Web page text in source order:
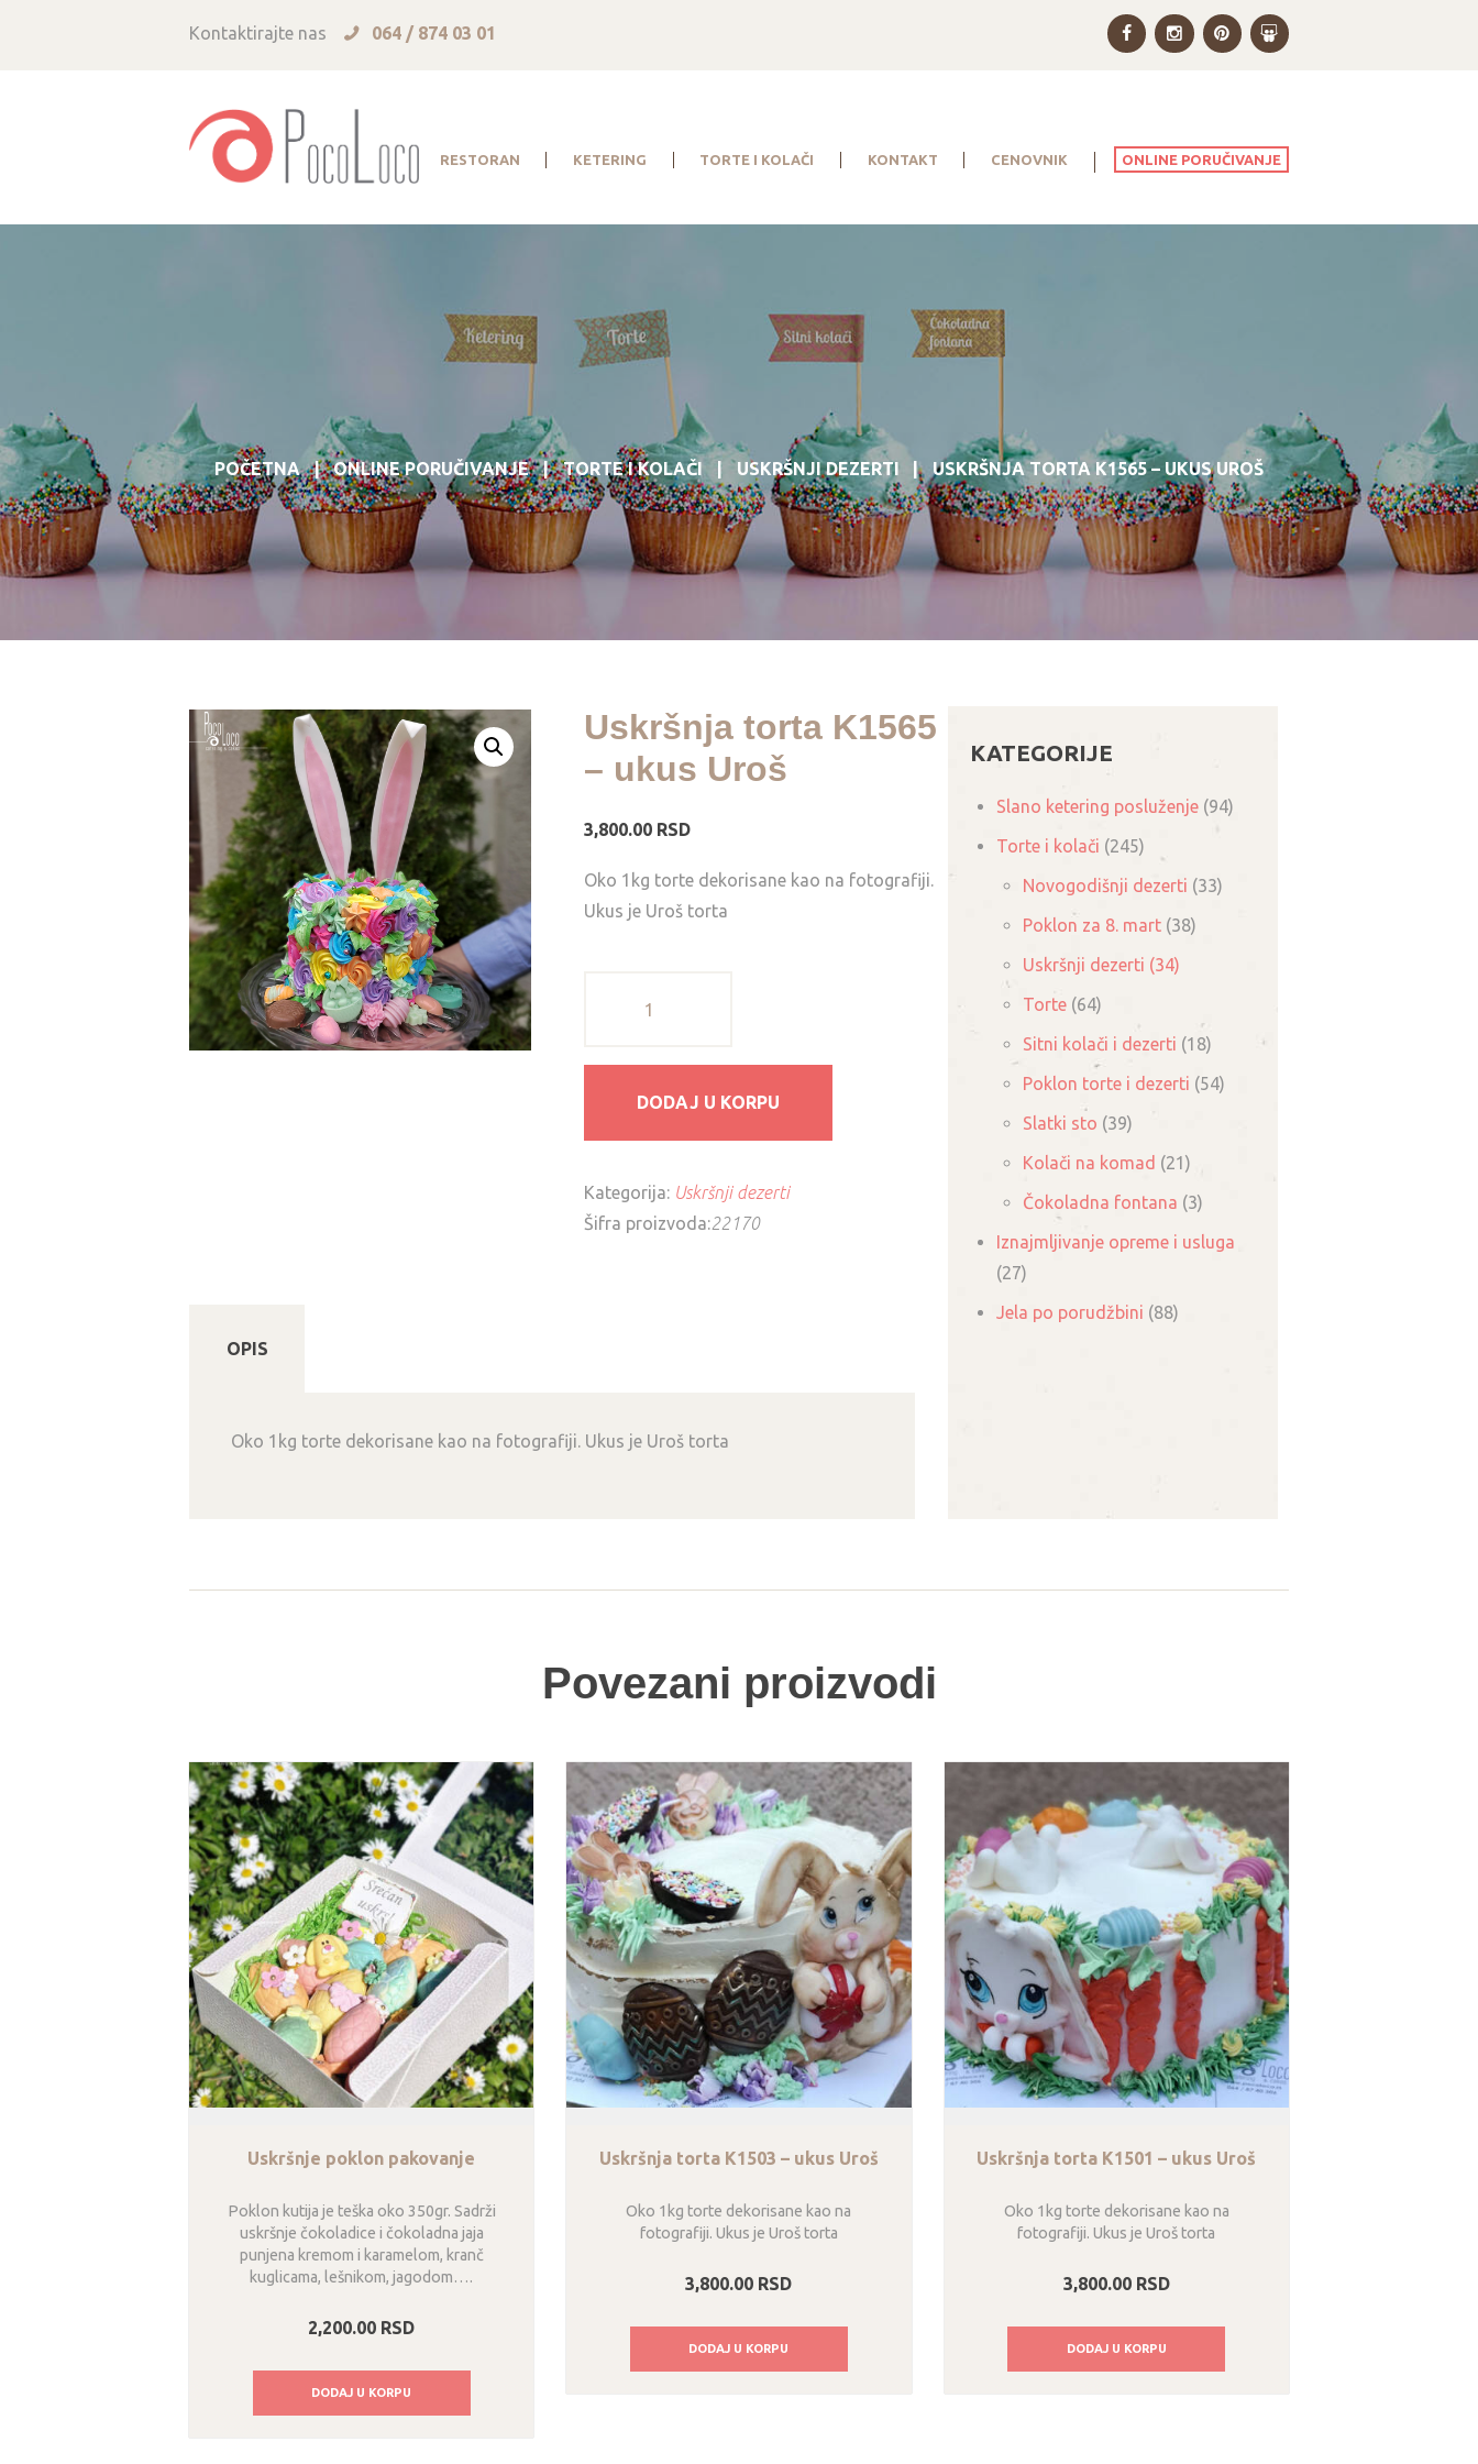
Kontaktirajte nas 064 / 874 03 01
RESTORAN KETERING TORTE I KOLAČI KONTAKT CENOVNIK ONLINE PORUČIVANJE
POČETNA ONLINE PORUČIVANJE TORTE I KOLAČI USKRŠNJI DEZERTI USKRŠNJA TORTA K1565 – UKUS UROŠ
Uskršnja torta K1565
– ukus Uroš
3,800.00RSD
Oko 1kg torte dekorisane kao na fotografiji.
Ukus je Uroš torta
Uroš
DODAJ U KORPU
Kategorija: Uskršnji dezerti
Šifra proizvoda:22170
OPIS
Oko 1kg torte dekorisane kao na fotografiji. Ukus je Uroš torta
KATEGORIJE
Slano ketering posluženje (94)
Torte i kolači (245)
Novogodišnji dezerti (33)
Poklon za 8. mart (38)
Uskršnji dezerti (34)
Torte (64)
Sitni kolači i dezerti (18)
Poklon torte i dezerti (54)
Slatki sto (39)
Kolači na komad (21)
Čokoladna fontana (3)
Iznajmljivanje opreme i usluga
(27)
Jela po porudžbini (88)
Povezani proizvodi
Uskršnje poklon pakovanje
Poklon kutija je teška oko 350gr. Sadrži
uskršnje čokoladice i čokoladna jaja
punjena kremom i karamelom, kranč
kuglicama, lešnikom, jagodom….
2,200.00 RSD
DODAJ U KORPU
Uskršnja torta K1503 – ukus Uroš
Oko 1kg torte dekorisane kao na
fotografiji. Ukus je Uroš torta
3,800.00 RSD
DODAJ U KORPU
Uskršnja torta K1501 – ukus Uroš
Oko 1kg torte dekorisane kao na
fotografiji. Ukus je Uroš torta
3,800.00RSD
DODAJ U KORPU